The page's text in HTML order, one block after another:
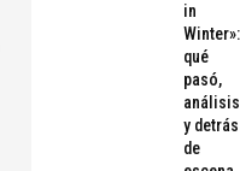
in
Winter»:
qué
pasó,
análisis
y detrás
de